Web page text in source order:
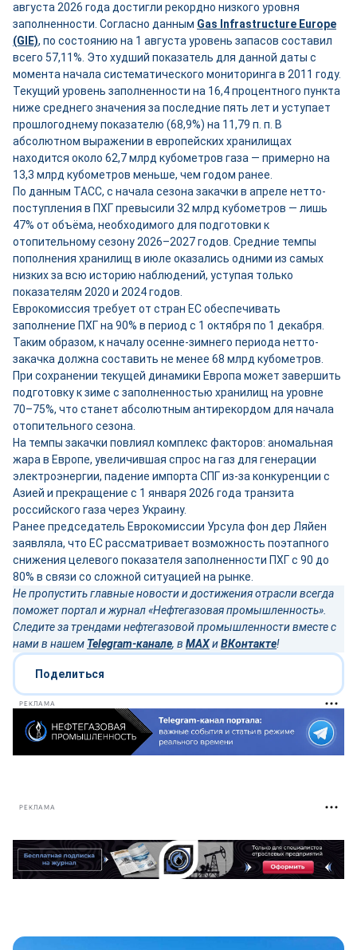
августа 2026 года достигли рекордно низкого уровня
заполненности. Согласно данным Gas Infrastructure Europe
(GIE), по состоянию на 1 августа уровень запасов составил
всего 57,11%. Это худший показатель для данной даты с
момента начала систематического мониторинга в 2011 году.
Текущий уровень заполненности на 16,4 процентного пункта
ниже среднего значения за последние пять лет и уступает
прошлогоднему показателю (68,9%) на 11,79 п. п. В
абсолютном выражении в европейских хранилищах
находится около 62,7 млрд кубометров газа — примерно на
13,3 млрд кубометров меньше, чем годом ранее.
По данным ТАСС, с начала сезона закачки в апреле нетто-
поступления в ПХГ превысили 32 млрд кубометров — лишь
47% от объёма, необходимого для подготовки к
отопительному сезону 2026–2027 годов. Средние темпы
пополнения хранилищ в июле оказались одними из самых
низких за всю историю наблюдений, уступая только
показателям 2020 и 2024 годов.
Еврокомиссия требует от стран ЕС обеспечивать
заполнение ПХГ на 90% в период с 1 октября по 1 декабря.
Таким образом, к началу осенне-зимнего периода нетто-
закачка должна составить не менее 68 млрд кубометров.
При сохранении текущей динамики Европа может завершить
подготовку к зиме с заполненностью хранилищ на уровне
70–75%, что станет абсолютным антирекордом для начала
отопительного сезона.
На темпы закачки повлиял комплекс факторов: аномальная
жара в Европе, увеличившая спрос на газ для генерации
электроэнергии, падение импорта СПГ из-за конкуренции с
Азией и прекращение с 1 января 2026 года транзита
российского газа через Украину.
Ранее председатель Еврокомиссии Урсула фон дер Ляйен
заявляла, что ЕС рассматривает возможность поэтапного
снижения целевого показателя заполненности ПХГ с 90 до
80% в связи со сложной ситуацией на рынке.
Не пропустить главные новости и достижения отрасли всегда
поможет портал и журнал «Нефтегазовая промышленность».
Следите за трендами нефтегазовой промышленности вместе с
нами в нашем Telegram-канале, в MAXиВКонтакте!
Поделиться
РЕКЛАМА
РЕКЛАМА